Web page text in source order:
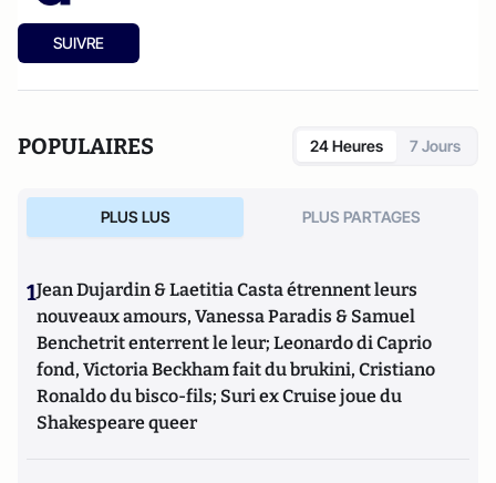
SUIVRE
POPULAIRES 24 Heures 7 Jours
PLUS LUS PLUS PARTAGES
1Jean Dujardin & Laetitia Casta étrennent leurs
nouveaux amours, Vanessa Paradis & Samuel
Benchetrit enterrent le leur; Leonardo di Caprio
fond, Victoria Beckham fait du brukini, Cristiano
Ronaldo du bisco-fils; Suri ex Cruise joue du
Shakespeare queer